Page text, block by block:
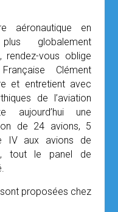
aéronautique en
globalement
rendez-vous oblige
Clément
et entretient avec
de l’aviation
aujourd’hui une
de 24 avions, 5
IV aux avions de
tout le panel de
proposées chez